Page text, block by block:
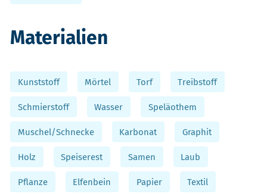
Materialien
Kunststoff Mörtel Torf Treibstoff
Schmierstoff Wasser Speläothem
Muschel/Schnecke Karbonat Graphit
Holz Speiserest Samen Laub
Pflanze Elfenbein Papier Textil